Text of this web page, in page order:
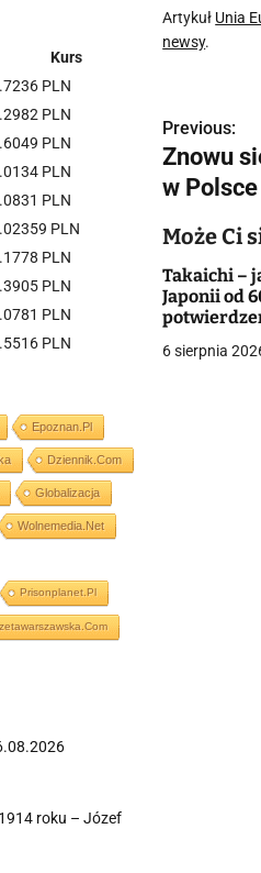
Artykuł Unia
newsy.
N
a
w
i
g
a
Previous:
Znowu
w
Może Ci
Takaichi –
Japonii od
6 sierpnia
Kurs
PLN
PLN
PLN
PLN
PLN
PLN
PLN
PLN
PLN
PLN
Epoznan.pl
Dziennik.com
Globalizacja
Wolnemedia.net
Prisonplanet.pl
roku – Józef